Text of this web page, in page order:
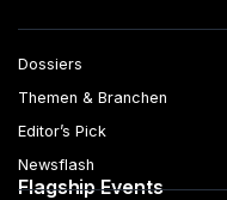
Dossiers
Themen & Branchen
Editor’s Pick
Newsflash
Flagship Events